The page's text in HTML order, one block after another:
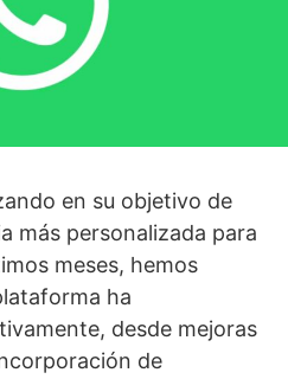
en su objetivo de
más personalizada para
meses, hemos
ha
desde mejoras
de